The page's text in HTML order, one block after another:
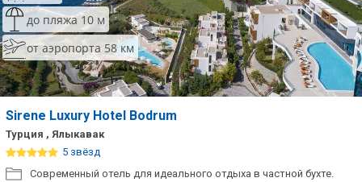
до пляжа 10 м
от аэропорта 58 км
Sirene Luxury Hotel Bodrum
Турция , Ялыкавак
5 звёзд
Современный отель для идеального отдыха в частной бухте.